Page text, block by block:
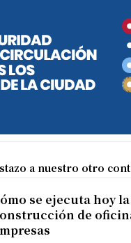
a nuestro otro
se ejecuta hoy la
de